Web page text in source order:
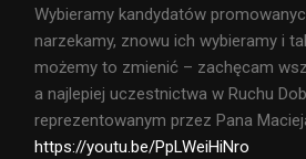
Wybieramy kandydatów
narzekamy, znowu ich wybieramy i
możemy to zmienić – zachęcam
a najlepiej uczestnictwa w Ruchu
reprezentowanym przez Pana
https://youtu.be/PpLWeiHiNro